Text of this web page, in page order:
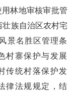
用林地审核审批管
壮族自治区农村宅
景名胜区管理条
村寨保护与发展
传统村落保护发
律法规规定，结